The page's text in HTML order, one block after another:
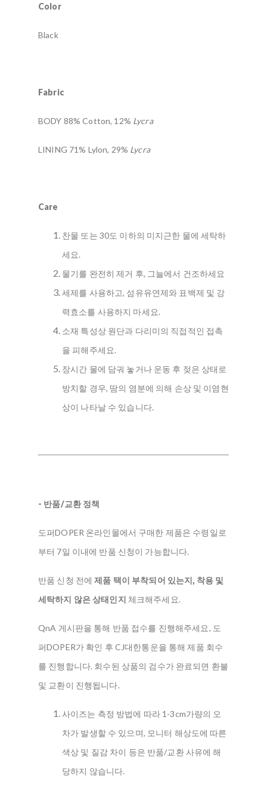
Color
Black
Fabric
BODY 88% Cotton, 12% Lycra
LINING 71% Lylon, 29% Lycra
Care
찬물 또는 30도 이하의 미지근한 물에 세탁하
세요.
물기를 완전히 제거 후, 그늘에서 건조하세요
세제를 사용하고, 섬유유연제와 표백제 및 강
력효소를 사용하지 마세요.
소재 특성상 원단과 다리미의 직접적인 접촉
을 피해주세요.
장시간 물에 담궈 놓거나 운동 후 젖은 상태로
방치할 경우, 땀의 염분에 의해 손상 및 이염현
상이 나타날 수 있습니다.
- 반품/교환 정책
도퍼DOPER 온라인몰에서 구매한 제품은 수령일로
부터 7일 이내에 반품 신청이 가능합니다.
반품 신청 전에제품 택이 부착되어 있는지, 착용 및
세탁하지 않은 상태인지 체크해주세요.
QnA 게시판을 통해 반품 접수를 진행해주세요, 도
퍼DOPER가 확인 후 CJ대한통운을 통해 제품 회수
를 진행합니다. 회수된 상품의 검수가 완료되면 환불
및 교환이 진행됩니다.
사이즈는 측정 방법에 따라 1-3cm가량의 오
차가 발생할 수 있으며, 모니터 해상도에 따른
색상 및 질감 차이 등은 반품/교환 사유에 해
당하지 않습니다.